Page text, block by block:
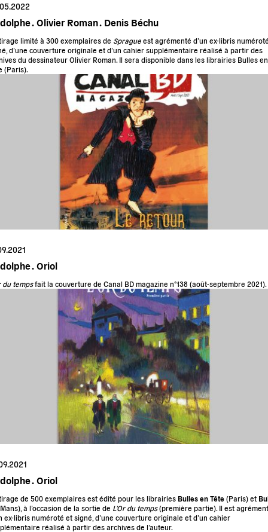
. Olivier Roman . Denis Béchu
limité à 300 exemplaires de Sprague est agrémenté d’un ex-libris
d’une couverture originale et d’un cahier supplémentaire réalisé à partir des
du dessinateur Olivier Roman. Il sera disponible dans les librairies Bulles en
(Paris).
. Oriol
du tempsfait la couverture de Canal BD magazine n°138 (août-septembre 2021).
. Oriol
de 500 exemplaires est édité pour les librairies Bulles en Tête (Paris) et
), à l’occasion de la sortie de L’Or du temps(première partie). Il est
ex-libris numéroté et signé, d’une couverture originale et d’un cahier
réalisé à partir des archives de l’auteur.